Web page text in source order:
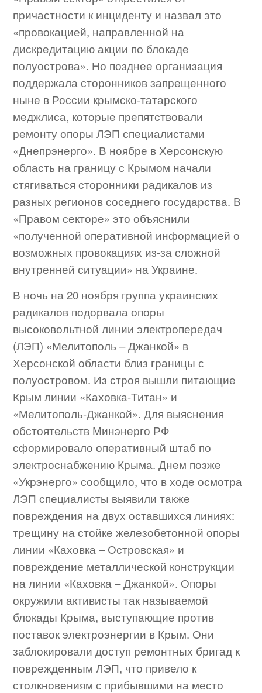
причастности к инциденту и назвал это
«провокацией, направленной на
дискредитацию акции по блокаде
полуострова». Но позднее организация
поддержала сторонников запрещенного
ныне в России крымско-татарского
меджлиса, которые препятствовали
ремонту опоры ЛЭП специалистами
«Днепрэнерго». В ноябре в Херсонскую
область на границу с Крымом начали
стягиваться сторонники радикалов из
разных регионов соседнего государства. В
«Правом секторе» это объяснили
«полученной оперативной информацией о
возможных провокациях из-за сложной
внутренней ситуации» на Украине.
В ночь на 20 ноября группа украинских
радикалов подорвала опоры
высоковольтной линии электропередач
(ЛЭП) «Мелитополь – Джанкой» в
Херсонской области близ границы с
полуостровом. Из строя вышли питающие
Крым линии «Каховка-Титан» и
«Мелитополь-Джанкой». Для выяснения
обстоятельств Минэнерго РФ
сформировало оперативный штаб по
электроснабжению Крыма. Днем позже
«Укрэнерго» сообщило, что в ходе осмотра
ЛЭП специалисты выявили также
повреждения на двух оставшихся линиях:
трещину на стойке железобетонной опоры
линии «Каховка – Островская» и
повреждение металлической конструкции
на линии «Каховка – Джанкой». Опоры
окружили активисты так называемой
блокады Крыма, выступающие против
поставок электроэнергии в Крым. Они
заблокировали доступ ремонтных бригад к
поврежденным ЛЭП, что привело к
столкновениям с прибывшими на место